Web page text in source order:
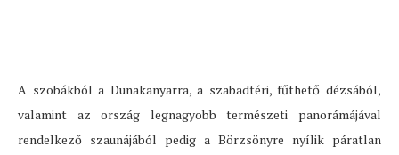
A szobákból a Dunakanyarra, a szabadtéri, fűthető dézsából,
valamint az ország legnagyobb természeti panorámájával
rendelkező szaunájából pedig a Börzsönyre nyílik páratlan